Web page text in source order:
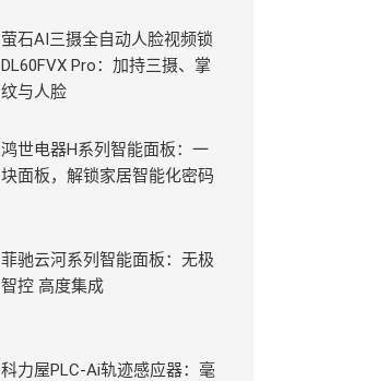
萤石AI三摄全自动人脸视频锁
DL60FVX Pro：加持三摄、掌
纹与人脸
鸿世电器H系列智能面板：一
块面板，解锁家居智能化密码
菲驰云河系列智能面板：无极
智控 高度集成
科力屋PLC-Ai轨迹感应器：毫